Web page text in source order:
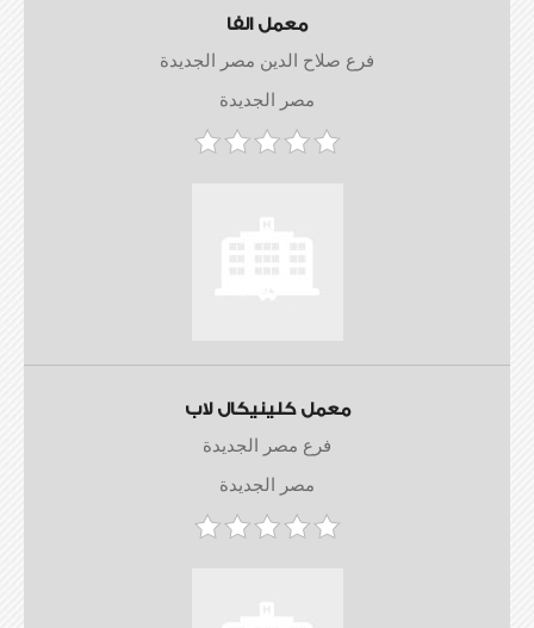
معمل الفا
فرع صلاح الدين مصر الجديدة
مصر الجديدة
معمل كلينيكال لاب
فرع مصر الجديدة
مصر الجديدة